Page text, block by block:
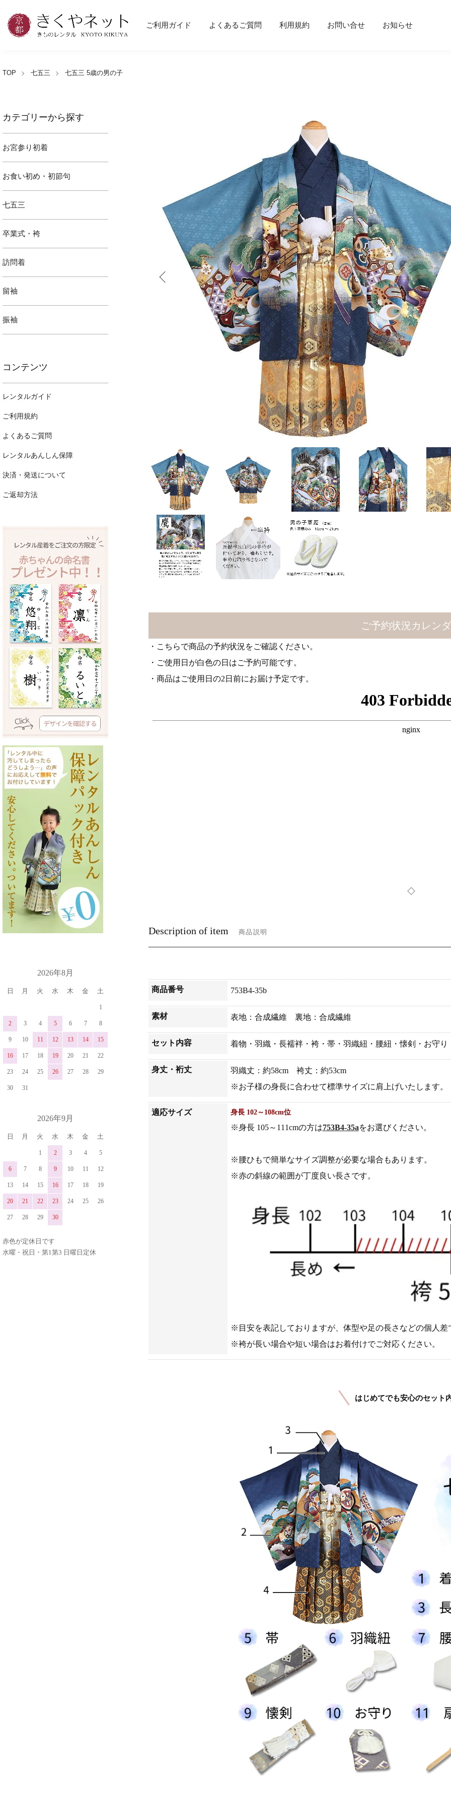
ご利用ガイド よくあるご質問 利用規約 お問い合せ お知らせ
TOP 七五三 七五三 5歳の男の子
ご予約状況カレン
・こちらで商品の予約状況をご確認ください。
・ご使用日が白色の日はご予約可能です。
・商品はご使用日の2日前にお届け予定です。
◇
Description of item 商品説明
商品番号 753B4-35b
素材 表地：合成繊維 裏地：合成繊維
セット内容 着物・羽織・長襦袢・袴・帯・羽織紐・腰紐・懐剣・お守
身丈・裄丈
羽織丈：約58cm 袴丈：約53cm
※お子様の身長に合わせて標準サイズに肩上げいたします。
適応サイズ 身長 102～108cm位
※身長 105～111cmの方は753B4-35aをお選びください。
※腰ひもで簡単なサイズ調整が必要な場合もあります。
※赤の斜線の範囲が丁度良い長さです。
※目安を表記しておりますが、体型や足の長さなどの個人
※袴が長い場合や短い場合はお着付けでご対応ください。
はじめてでも安心のセット
カテゴリーから探す
お宮参り初着
お食い初め・初節句
七五三
卒業式・袴
訪問着
留袖
振袖
コンテンツ
レンタルガイド
ご利用規約
よくあるご質問
レンタルあんしん保障
決済・発送について
ご返却方法
2026年8月
日 月 火 水 木 金 土
1
2 3 4 5 6 7 8
9 10 11 12 13 14 15
16 17 18 19 20 21 22
23 24 25 26 27 28 29
30 31
2026年9月
日 月 火 水 木 金 土
1 2 3 4 5
6 7 8 9 10 11 12
13 14 15 16 17 18 19
20 21 22 23 24 25 26
27 28 29 30
赤色が定休日です
水曜・祝日・第1第3 日曜日定休